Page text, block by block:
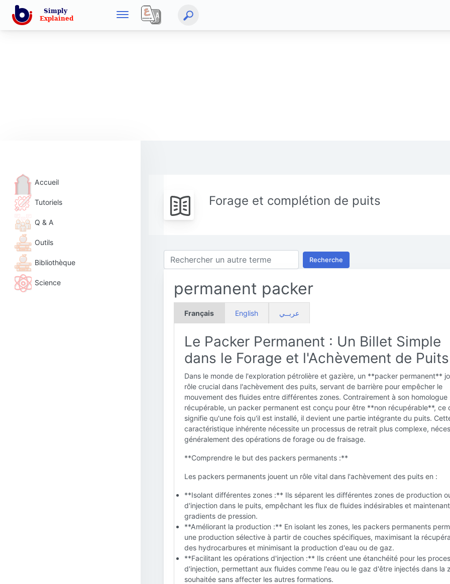
Accueil
Tutoriels
Q & A
Outils
Bibliothèque
Science
Forage et complétion de puits
Recherche
permanent packer
Français English عربــي
Le Packer Permanent : Un Billet Simple
dans le Forage et l'Achèvement de Puits
Dans le monde de l'exploration pétrolière et gazière, un **packer permanent**
rôle crucial dans l'achèvement des puits, servant de barrière pour empêcher le
mouvement des fluides entre différentes zones. Contrairement à son homologue
récupérable, un packer permanent est conçu pour être **non récupérable**, ce
signifie qu'une fois qu'il est installé, il devient une partie intégrante du puits.
caractéristique inhérente nécessite un processus de retrait plus complexe,
généralement des opérations de forage ou de fraisage.
**Comprendre le but des packers permanents :**
Les packers permanents jouent un rôle vital dans l'achèvement des puits en :
**Isolant différentes zones :** Ils séparent les différentes zones de production
d'injection dans le puits, empêchant les flux de fluides indésirables et
gradients de pression.
**Améliorant la production :** En isolant les zones, les packers permanents
une production sélective à partir de couches spécifiques, maximisant la
des hydrocarbures et minimisant la production d'eau ou de gaz.
**Facilitant les opérations d'injection :** Ils créent une étanchéité pour les
d'injection, permettant aux fluides comme l'eau ou le gaz d'être injectés dans la
souhaitée sans affecter les autres formations.